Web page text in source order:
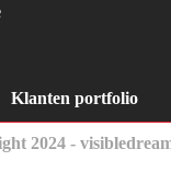
Klanten portfolio
2024 -